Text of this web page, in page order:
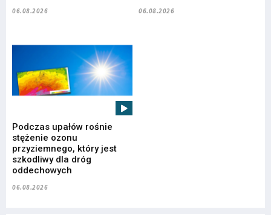
06.08.2026 06.08.2026
Podczas upałów rośnie
stężenie ozonu
przyziemnego, który jest
szkodliwy dla dróg
oddechowych
06.08.2026